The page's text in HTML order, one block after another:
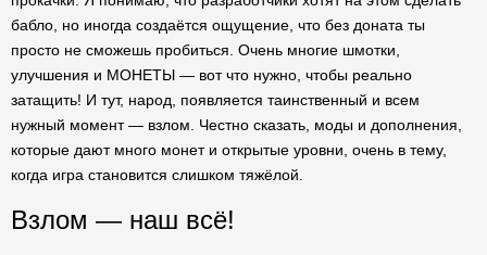
бабло, но иногда создаётся ощущение, что без доната ты
просто не сможешь пробиться. Очень многие шмотки,
улучшения и МОНЕТЫ — вот что нужно, чтобы реально
затащить! И тут, народ, появляется таинственный и всем
нужный момент — взлом. Честно сказать, моды и дополнения,
которые дают много монет и открытые уровни, очень в тему,
когда игра становится слишком тяжёлой.
Взлом — наш всё!